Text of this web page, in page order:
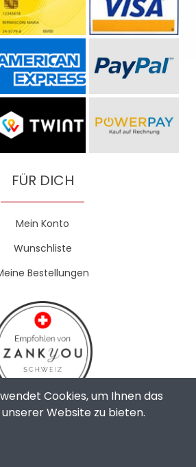
FÜR DICH
Mein Konto
Wunschliste
Bestellungen
Weddingshop | All Rights Reserved |
Cookies, um Ihnen das
Website zu bieten.